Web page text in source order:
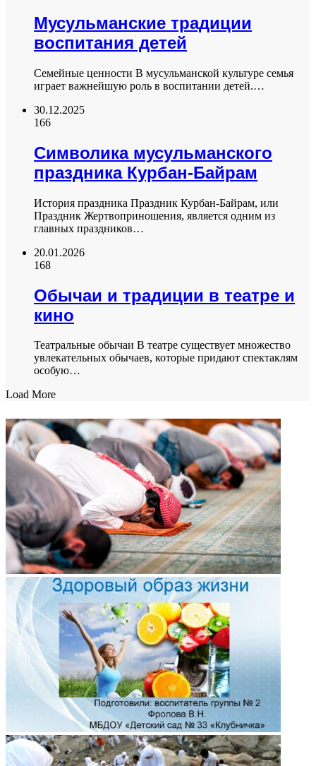
Мусульманские традиции
воспитания детей
Семейные ценности В мусульманской культуре семья
играет важнейшую роль в воспитании детей.…
30.12.2025
166
Символика мусульманского
праздника Курбан-Байрам
История праздника Праздник Курбан-Байрам, или
Праздник Жертвоприношения, является одним из
главных праздников…
20.01.2026
168
Обычаи и традиции в театре и
кино
Театральные обычаи В театре существует множество
увлекательных обычаев, которые придают спектаклям
особую…
Load More